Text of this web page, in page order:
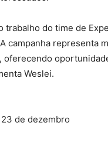
trabalho do time de
campanha representa
oferecendo
Weslei.
de dezembro